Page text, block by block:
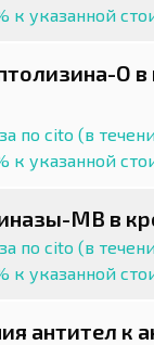
указанной
O в
по cito (в
указанной
МВ в
по cito (в
указанной
антител к